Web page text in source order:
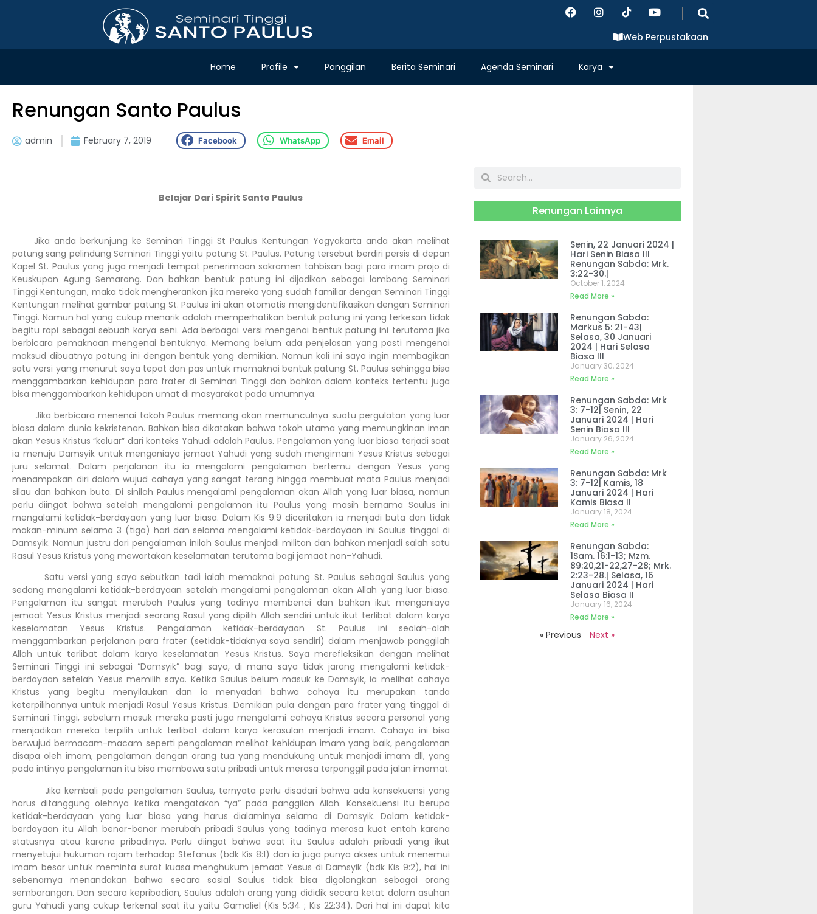
|
Web Perpustakaan
Home Profile Panggilan Berita Seminari Agenda Seminari Karya
Renungan Santo Paulus
admin February 7, 2019 Facebook WhatsApp Email
Belajar Dari Spirit Santo Paulus
Jika anda berkunjung ke Seminari Tinggi St Paulus Kentungan Yogyakarta anda akan melihat
patung sang pelindung Seminari Tinggi yaitu patung St. Paulus. Patung tersebut berdiri persis di depan
Kapel St. Paulus yang juga menjadi tempat penerimaan sakramen tahbisan bagi para imam projo di
Keuskupan Agung Semarang. Dan bahkan bentuk patung ini dijadikan sebagai lambang Seminari
Tinggi Kentungan, maka tidak mengherankan jika mereka yang sudah familiar dengan Seminari Tinggi
Kentungan melihat gambar patung St. Paulus ini akan otomatis mengidentifikasikan dengan Seminari
Tinggi. Namun hal yang cukup menarik adalah memperhatikan bentuk patung ini yang terkesan tidak
begitu rapi sebagai sebuah karya seni. Ada berbagai versi mengenai bentuk patung ini terutama jika
berbicara pemaknaan mengenai bentuknya. Memang belum ada penjelasan yang pasti mengenai
maksud dibuatnya patung ini dengan bentuk yang demikian. Namun kali ini saya ingin membagikan
satu versi yang menurut saya tepat dan pas untuk memaknai bentuk patung St. Paulus sehingga bisa
menggambarkan kehidupan para frater di Seminari Tinggi dan bahkan dalam konteks tertentu juga
bisa menggambarkan kehidupan umat di masyarakat pada umumnya.
Jika berbicara menenai tokoh Paulus memang akan memunculnya suatu pergulatan yang luar
biasa dalam dunia kekristenan. Bahkan bisa dikatakan bahwa tokoh utama yang memungkinan iman
akan Yesus Kristus “keluar” dari konteks Yahudi adalah Paulus. Pengalaman yang luar biasa terjadi saat
ia menuju Damsyik untuk menganiaya jemaat Yahudi yang sudah mengimani Yesus Kristus sebagai
juru selamat. Dalam perjalanan itu ia mengalami pengalaman bertemu dengan Yesus yang
menampakan diri dalam wujud cahaya yang sangat terang hingga membuat mata Paulus menjadi
silau dan bahkan buta. Di sinilah Paulus mengalami pengalaman akan Allah yang luar biasa, namun
perlu diingat bahwa setelah mengalami pengalaman itu Paulus yang masih bernama Saulus ini
mengalami ketidak-berdayaan yang luar biasa. Dalam Kis 9:9 diceritakan ia menjadi buta dan tidak
makan-minum selama 3 (tiga) hari dan selama mengalami ketidak-berdayaan ini Saulus tinggal di
Damsyik. Namun justru dari pengalaman inilah Saulus menjadi militan dan bahkan menjadi salah satu
Rasul Yesus Kristus yang mewartakan keselamatan terutama bagi jemaat non-Yahudi.
Satu versi yang saya sebutkan tadi ialah memaknai patung St. Paulus sebagai Saulus yang
sedang mengalami ketidak-berdayaan setelah mengalami pengalaman akan Allah yang luar biasa.
Pengalaman itu sangat merubah Paulus yang tadinya membenci dan bahkan ikut menganiaya
jemaat Yesus Kristus menjadi seorang Rasul yang dipilih Allah sendiri untuk ikut terlibat dalam karya
keselamatan Yesus Kristus. Pengalaman ketidak-berdayaan St. Paulus ini seolah-olah
menggambarkan perjalanan para frater (setidak-tidaknya saya sendiri) dalam menjawab panggilah
Allah untuk terlibat dalam karya keselamatan Yesus Kristus. Saya merefleksikan dengan melihat
Seminari Tinggi ini sebagai “Damsyik” bagi saya, di mana saya tidak jarang mengalami ketidak-
berdayaan setelah Yesus memilih saya. Ketika Saulus belum masuk ke Damsyik, ia melihat cahaya
Kristus yang begitu menyilaukan dan ia menyadari bahwa cahaya itu merupakan tanda
keterpilihannya untuk menjadi Rasul Yesus Kristus. Demikian pula dengan para frater yang tinggal di
Seminari Tinggi, sebelum masuk mereka pasti juga mengalami cahaya Kristus secara personal yang
menjadikan mereka terpilih untuk terlibat dalam karya kerasulan menjadi imam. Cahaya ini bisa
berwujud bermacam-macam seperti pengalaman melihat kehidupan imam yang baik, pengalaman
disapa oleh imam, pengalaman dengan orang tua yang mendukung untuk menjadi imam dll, yang
pada intinya pengalaman itu bisa membawa satu pribadi untuk merasa terpanggil pada jalan imamat.
Jika kembali pada pengalaman Saulus, ternyata perlu disadari bahwa ada konsekuensi yang
harus ditanggung olehnya ketika mengatakan “ya” pada panggilan Allah. Konsekuensi itu berupa
ketidak-berdayaan yang luar biasa yang harus dialaminya selama di Damsyik. Dalam ketidak-
berdayaan itu Allah benar-benar merubah pribadi Saulus yang tadinya merasa kuat entah karena
statusnya atau karena pribadinya. Perlu diingat bahwa saat itu Saulus adalah pribadi yang ikut
menyetujui hukuman rajam terhadap Stefanus (bdk Kis 8:1) dan ia juga punya akses untuk menemui
imam besar untuk meminta surat kuasa menghukum jemaat Yesus di Damsyik (bdk Kis 9:2), hal ini
sebenarnya menandakan bahwa secara sosial Saulus tidak bisa digolongkan sebagai orang
sembarangan. Dan secara kepribadian, Saulus adalah orang yang dididik secara ketat dalam asuhan
guru Yahudi yang cukup terkenal saat itu yaitu Gamaliel (Kis 5:34 ; Kis 22:34). Dari hal ini dapat kita
Renungan Lainnya
Senin, 22 Januari 2024 |
Hari Senin Biasa III
Renungan Sabda: Mrk.
3:22-30.|
October 1, 2024
Read More »
Renungan Sabda:
Markus 5: 21-43|
Selasa, 30 Januari
2024 | Hari Selasa
Biasa III
January 30, 2024
Read More »
Renungan Sabda: Mrk
3: 7-12| Senin, 22
Januari 2024 | Hari
Senin Biasa III
January 26, 2024
Read More »
Renungan Sabda: Mrk
3: 7-12| Kamis, 18
Januari 2024 | Hari
Kamis Biasa II
January 18, 2024
Read More »
Renungan Sabda:
1Sam. 16:1-13; Mzm.
89:20,21-22,27-28; Mrk.
2:23-28.| Selasa, 16
Januari 2024 | Hari
Selasa Biasa II
January 16, 2024
Read More »
« Previous Next »